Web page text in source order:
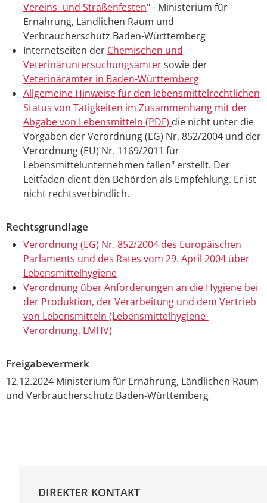
Vereins- und Straßenfesten" - Ministerium für
Ernährung, Ländlichen Raum und
Verbraucherschutz Baden-Württemberg
Internetseiten der Chemischen und
Veterinäruntersuchungsämtersowie der
Veterinärämter in Baden-Württemberg
Allgemeine Hinweise für den lebensmittelrechtlichen
Status von Tätigkeiten im Zusammenhang mit der
Abgabe von Lebensmitteln (PDF) die nicht unter die
Vorgaben der Verordnung (EG) Nr. 852/2004 und der
Verordnung (EU) Nr. 1169/2011 für
Lebensmittelunternehmen fallen" erstellt. Der
Leitfaden dient den Behörden als Empfehlung. Er ist
nicht rechtsverbindlich.
Rechtsgrundlage
Verordnung (EG) Nr. 852/2004 des Europäischen
Parlaments und des Rates vom 29. April 2004 über
Lebensmittelhygiene
Verordnung über Anforderungen an die Hygiene bei
der Produktion, der Verarbeitung und dem Vertrieb
von Lebensmitteln (Lebensmittelhygiene-
Verordnung, LMHV)
Freigabevermerk
12.12.2024 Ministerium für Ernährung, Ländlichen Raum
und Verbraucherschutz Baden-Württemberg
DIREKTER KONTAKT